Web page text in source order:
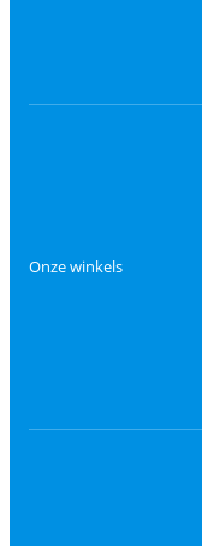
Onze winkels